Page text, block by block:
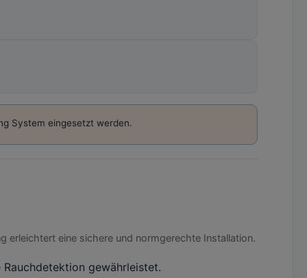
System eingesetzt werden.
erleichtert eine sichere und normgerechte Installation.
gewährleistet.